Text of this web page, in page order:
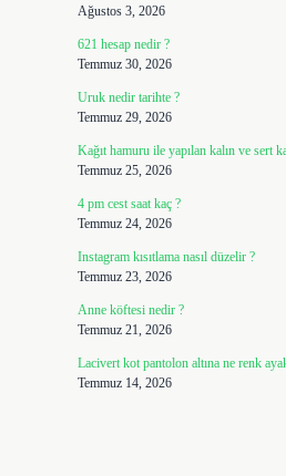
Ağustos 3, 2026
621 hesap nedir ?
Temmuz 30, 2026
Uruk nedir tarihte ?
Temmuz 29, 2026
Kağıt hamuru ile yapılan kalın ve sert
Temmuz 25, 2026
4 pm cest saat kaç ?
Temmuz 24, 2026
Instagram kısıtlama nasıl düzelir ?
Temmuz 23, 2026
Anne köftesi nedir ?
Temmuz 21, 2026
Lacivert kot pantolon altına ne renk
Temmuz 14, 2026